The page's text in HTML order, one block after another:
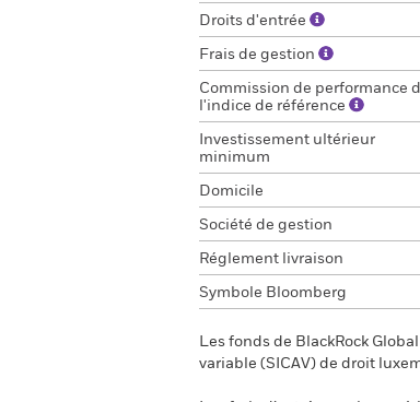
Droits d'entrée
Frais de gestion
Commission de performance
l'indice de référence
Investissement ultérieur
minimum
Domicile
Société de gestion
Réglement livraison
Symbole Bloomberg
Les fonds de BlackRock
variable (SICAV) de droit